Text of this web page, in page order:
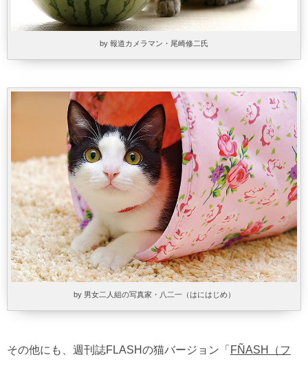
by 報道カメラマン・尾崎修二氏
by 男女二人組の写真家・八二一（はにはじめ）
その他にも、週刊誌FLASHの猫バージョン「 FÑASH（フ